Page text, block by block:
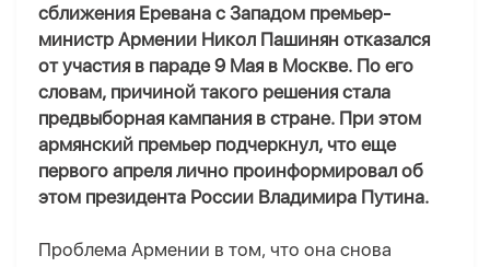
сближения Еревана с Западом премьер-
министр Армении Никол Пашинян отказался
от участия в параде 9 Мая в Москве. По его
словам, причиной такого решения стала
предвыборная кампания в стране. При этом
армянский премьер подчеркнул, что еще
первого апреля лично проинформировал об
этом президента России Владимира Путина.
Проблема Армении в том, что она снова